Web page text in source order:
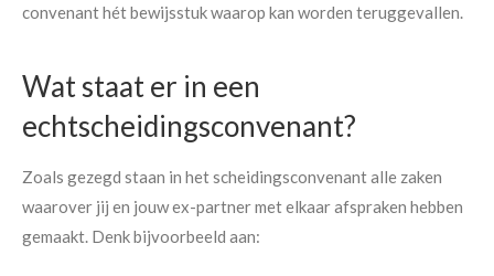
convenant hét bewijsstuk waarop kan worden teruggevallen.
Wat staat er in een
echtscheidingsconvenant?
Zoals gezegd staan in het scheidingsconvenant alle zaken
waarover jij en jouw ex-partner met elkaar afspraken hebben
gemaakt. Denk bijvoorbeeld aan: